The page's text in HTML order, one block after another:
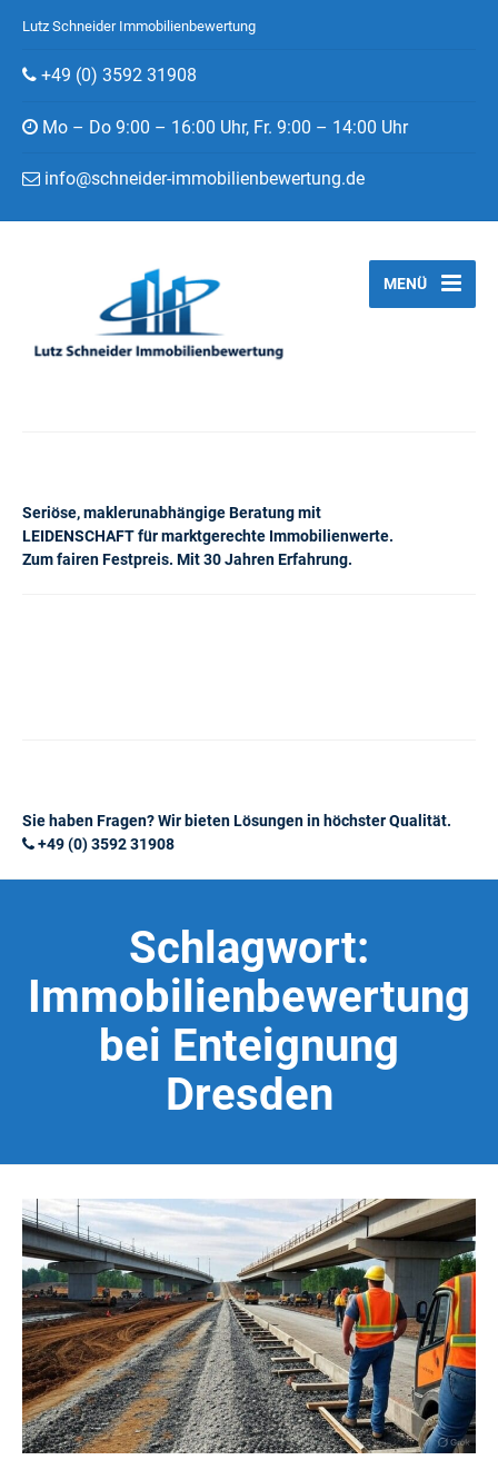
Lutz Schneider Immobilienbewertung
+49 (0) 3592 31908
Mo – Do 9:00 – 16:00 Uhr, Fr. 9:00 – 14:00 Uhr
info@schneider-immobilienbewertung.de
Seriöse, maklerunabhängige Beratung mit
LEIDENSCHAFT für marktgerechte Immobilienwerte.
Zum fairen Festpreis. Mit 30 Jahren Erfahrung.
MENÜ
Sie haben Fragen? Wir bieten Lösungen in höchster Qualität.
+49 (0) 3592 31908
Schlagwort:
Immobilienbewertung
bei Enteignung
Dresden